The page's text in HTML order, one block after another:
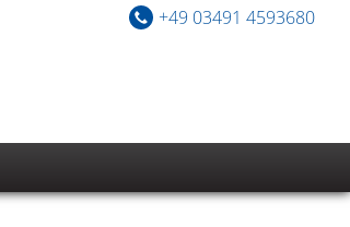
+49 03491 4593680